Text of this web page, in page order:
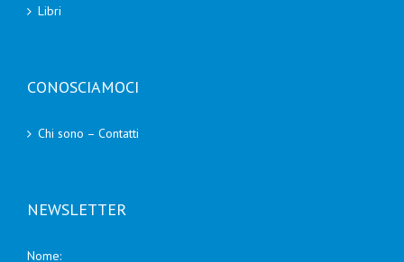
Libri
CONOSCIAMOCI
Chi sono – Contatti
NEWSLETTER
Nome: